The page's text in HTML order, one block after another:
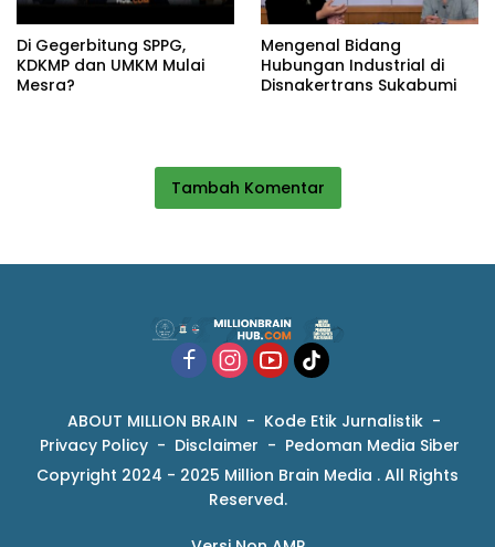
Di Gegerbitung SPPG,
KDKMP dan UMKM Mulai
Mesra?
Mengenal Bidang
Hubungan Industrial di
Disnakertrans Sukabumi
Tambah Komentar
ABOUT MILLION BRAIN
Kode Etik Jurnalistik
Privacy Policy
Disclaimer
Pedoman Media Siber
Copyright 2024 - 2025 Million Brain Media . All Rights
Reserved.